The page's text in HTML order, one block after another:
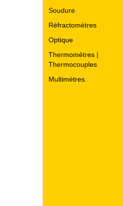
Soudure
Réfractomètres
Optique
Thermomètres |
Thermocouples
Multimètres